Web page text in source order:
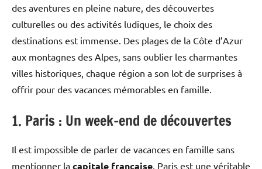
des aventures en pleine nature, des découvertes
culturelles ou des activités ludiques, le choix des
destinations est immense. Des plages de la Côte d’Azur
aux montagnes des Alpes, sans oublier les charmantes
villes historiques, chaque région a son lot de surprises à
offrir pour des vacances mémorables en famille.
1. Paris : Un week-end de découvertes
Il est impossible de parler de vacances en famille sans
mentionner la capitale française. Paris est une véritable